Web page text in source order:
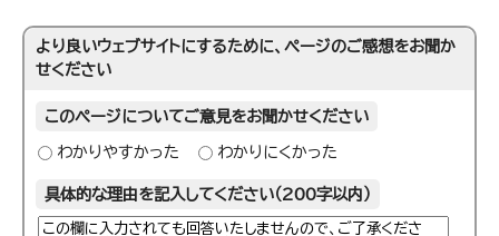
より良いウェブサイトにするために、ページのご感想をお聞か
せください
このページについてご意見をお聞かせください
わかりやすかった わかりにくかった
具体的な理由を記入してください（200字以内）